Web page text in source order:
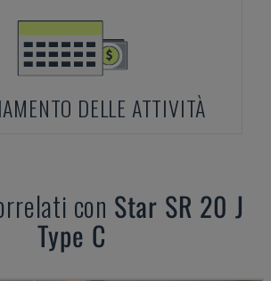
DELLE ATTIVITÀ
con Star SR 20 J
Type C